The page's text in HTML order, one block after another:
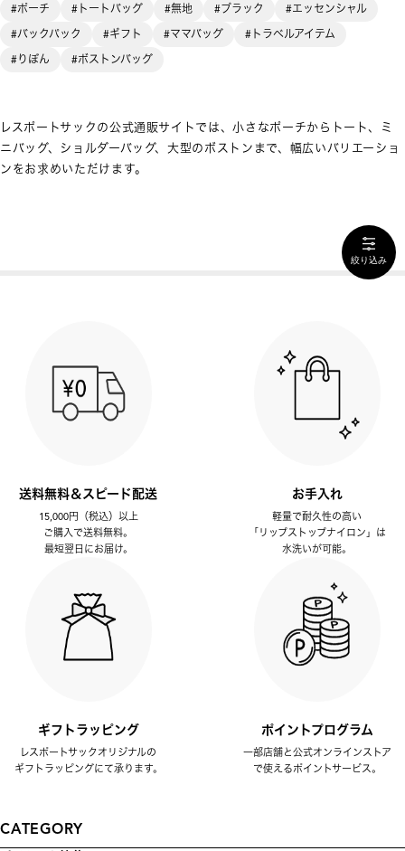
#ポーチ #トートバッグ #無地 #ブラック
#エッセンシャル
#バックパック
#ギフト #ママバッグ
#トラベルアイテム
#りぼん
#ボストンバッグ
レスポートサックの公式通販サイトでは、小さなポーチからトート、ミ
ニバッグ、ショルダーバッグ、大型のボストンまで、幅広いバリエーショ
ンをお求めいただけます。
絞り込み
送料無料＆スピード配送
15,000円（税込）以上
ご購入で送料無料。
最短翌日にお届け。
お手入れ
軽量で耐久性の高い
「リップストップナイロン」は
水洗いが可能。
ギフトラッピング
レスポートサックオリジナルの
ギフトラッピングにて承ります。
ポイントプログラム
一部店舗と公式オンラインストア
で使えるポイントサービス。
CATEGORY